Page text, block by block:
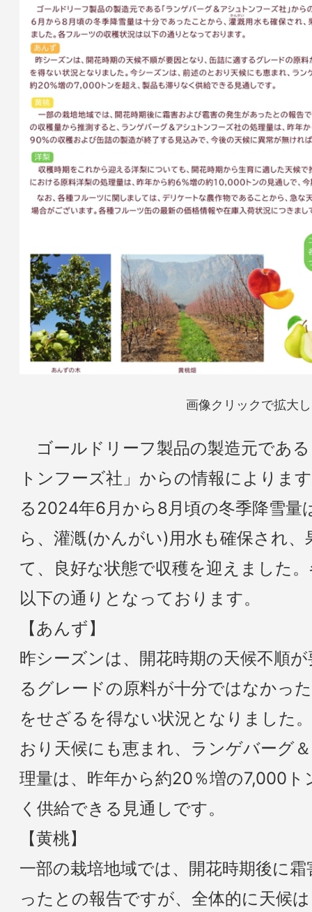
画像クリックで拡大
ゴールドリーフ製品の製造元であ
トンフーズ社」からの情報によりま
る2024年6月から8月頃の冬季降雪量
ら、灌漑(かんがい)用水も確保され
て、良好な状態で収穫を迎えました
以下の通りとなっております。
【あんず】
昨シーズンは、開花時期の天候不順
るグレードの原料が十分ではなかっ
をせざるを得ない状況となりました
おり天候にも恵まれ、ランゲバーグ
理量は、昨年から約20％増の7,000
く供給できる見通しです。
【黄桃】
一部の栽培地域では、開花時期後に
ったとの報告ですが、全体的に天候